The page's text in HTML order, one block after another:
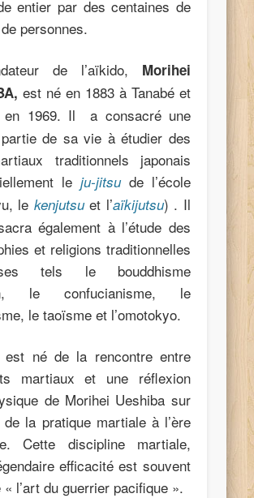
entier par des centaines de
personnes.
de l’aïkido, Morihei
est né en 1883 à Tanabé et
en 1969. Il
a consacré une
de sa vie à étudier des
traditionnels japonais
le ju-jitsude l’école
le kenjutsuet l’aïkijutsu) . Il
également à l’étude des
et religions traditionnelles
tels le bouddhisme
le confucianisme, le
le taoïsme et l’omotokyo.
est né de la rencontre entre
martiaux et une réflexion
de Morihei Ueshiba sur
la pratique martiale à l’ère
Cette discipline martiale,
efficacité est souvent
« l’art du guerrier pacifique ».